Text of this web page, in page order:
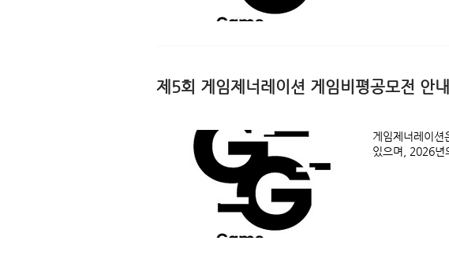
제5회 게임제너레이션 게임비평공모전 안내
게임제너레이션
있으며, 2026년